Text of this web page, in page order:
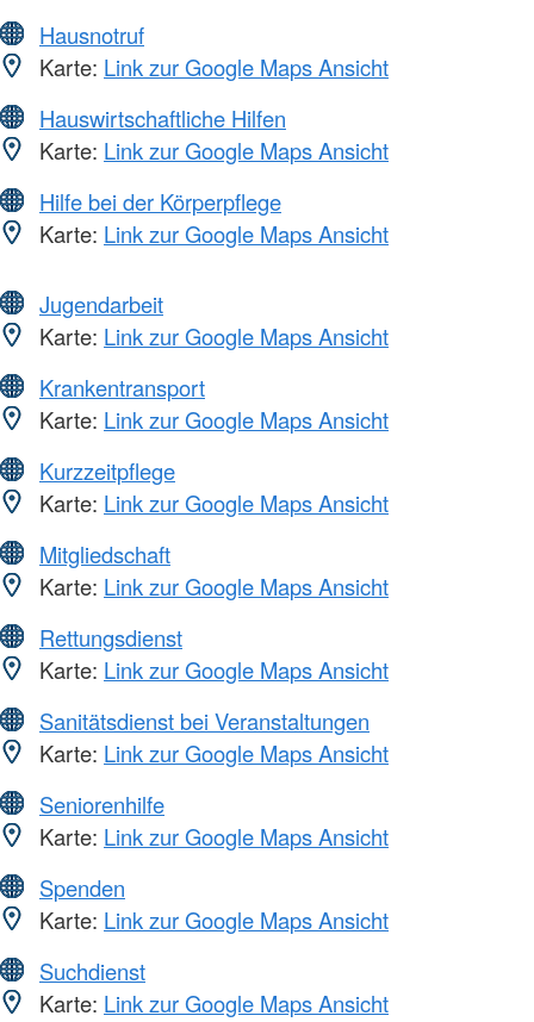
Hausnotruf
Karte: Link zur Google Maps Ansicht
Hauswirtschaftliche Hilfen
Karte: Link zur Google Maps Ansicht
Hilfe bei der Körperpflege
Karte: Link zur Google Maps Ansicht
Jugendarbeit
Karte: Link zur Google Maps Ansicht
Krankentransport
Karte: Link zur Google Maps Ansicht
Kurzzeitpflege
Karte: Link zur Google Maps Ansicht
Mitgliedschaft
Karte: Link zur Google Maps Ansicht
Rettungsdienst
Karte: Link zur Google Maps Ansicht
Sanitätsdienst bei Veranstaltungen
Karte: Link zur Google Maps Ansicht
Seniorenhilfe
Karte: Link zur Google Maps Ansicht
Spenden
Karte: Link zur Google Maps Ansicht
Suchdienst
Karte: Link zur Google Maps Ansicht